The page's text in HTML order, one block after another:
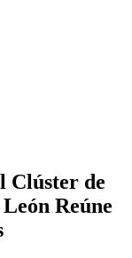
Clúster de
Reúne